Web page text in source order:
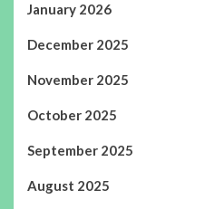
January 2026
December 2025
November 2025
October 2025
September 2025
August 2025